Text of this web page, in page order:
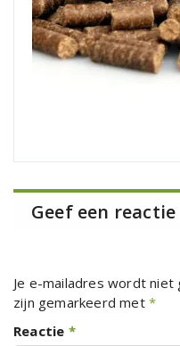
Geef een reactie
Je e-mailadres wordt niet
zijn gemarkeerd met *
Reactie *